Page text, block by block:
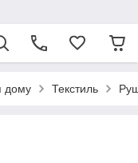
дому Текстиль